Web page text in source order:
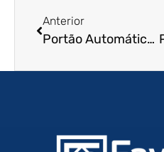
Anterior
Portão Automático de Enrolar em Santa Isabel – SP